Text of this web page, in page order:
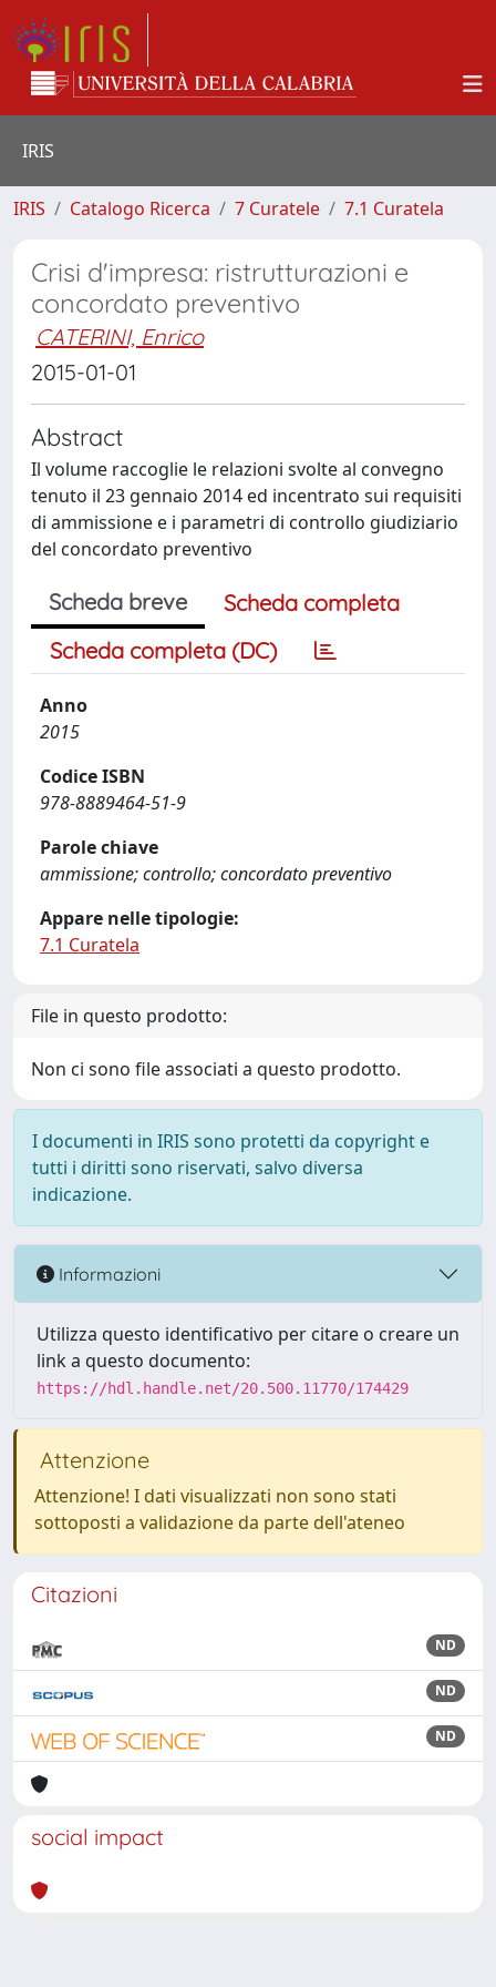
IRIS
IRIS Catalogo Ricerca 7 Curatele 7.1 Curatela
Crisi d'impresa: ristrutturazioni e
concordato preventivo
CATERINI, Enrico
2015-01-01
Abstract
Il volume raccoglie le relazioni svolte al convegno
tenuto il 23 gennaio 2014 ed incentrato sui requisiti
di ammissione e i parametri di controllo giudiziario
del concordato preventivo
Scheda breve
Scheda completa
Scheda completa (DC)
Anno
2015
Codice ISBN
978-8889464-51-9
Parole chiave
ammissione; controllo; concordato preventivo
Appare nelle tipologie:
7.1 Curatela
File in questo prodotto:
Non ci sono file associati a questo prodotto.
I documenti in IRIS sono protetti da copyright e
tutti i diritti sono riservati, salvo diversa
indicazione.
Informazioni
Utilizza questo identificativo per citare o creare un
link a questo documento:
https://hdl.handle.net/20.500.11770/174429
Attenzione
Attenzione! I dati visualizzati non sono stati
sottoposti a validazione da parte dell'ateneo
Citazioni
ND
ND
ND
social impact